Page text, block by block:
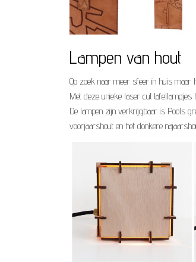
Lampen van hout
Op zoek naar meer sfeer in huis maar
Met deze unieke laser cut
De lampen zijn verkrijgbaar is Pools
voorjaarshout en het donkere